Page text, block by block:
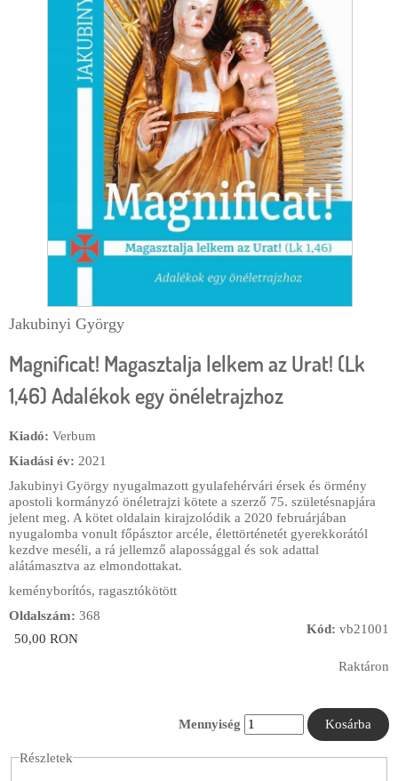
Jakubinyi György
Magnificat! Magasztalja lelkem az Urat! (Lk
1,46) Adalékok egy önéletrajzhoz
Kiadó: Verbum
Kiadási év: 2021
Jakubinyi György nyugalmazott gyulafehérvári érsek és örmény
apostoli kormányzó önéletrajzi kötete a szerző 75. születésnapjára
jelent meg. A kötet oldalain kirajzolódik a 2020 februárjában
nyugalomba vonult főpásztor arcéle, élettörténetét gyerekkorától
kezdve meséli, a rá jellemző alapossággal és sok adattal
alátámasztva az elmondottakat.
keményborítós, ragasztókötött
Oldalszám: 368
50,00 RON
Raktáron
Kód: vb21001
Mennyiség
Részletek